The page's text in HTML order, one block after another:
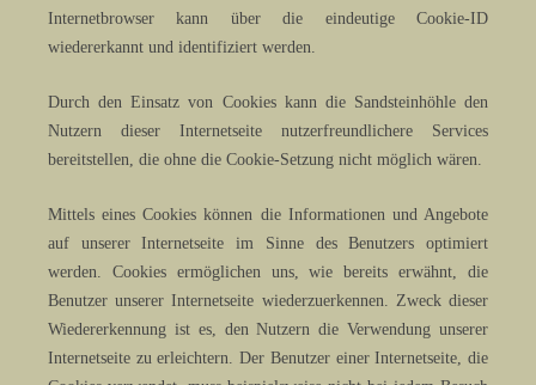
Internetbrowser kann über die eindeutige Cookie-ID
wiedererkannt und identifiziert werden.
Durch den Einsatz von Cookies kann die Sandsteinhöhle den
Nutzern dieser Internetseite nutzerfreundlichere Services
bereitstellen, die ohne die Cookie-Setzung nicht möglich wären.
Mittels eines Cookies können die Informationen und Angebote
auf unserer Internetseite im Sinne des Benutzers optimiert
werden. Cookies ermöglichen uns, wie bereits erwähnt, die
Benutzer unserer Internetseite wiederzuerkennen. Zweck dieser
Wiedererkennung ist es, den Nutzern die Verwendung unserer
Internetseite zu erleichtern. Der Benutzer einer Internetseite, die